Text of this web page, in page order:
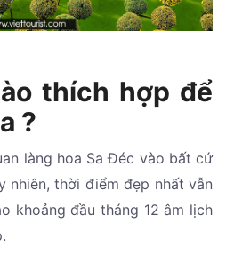
thích hợp để
?
làng hoa Sa Đéc vào bất cứ
nhiên, thời điểm đẹp nhất vẫn
khoảng đầu tháng 12 âm lịch